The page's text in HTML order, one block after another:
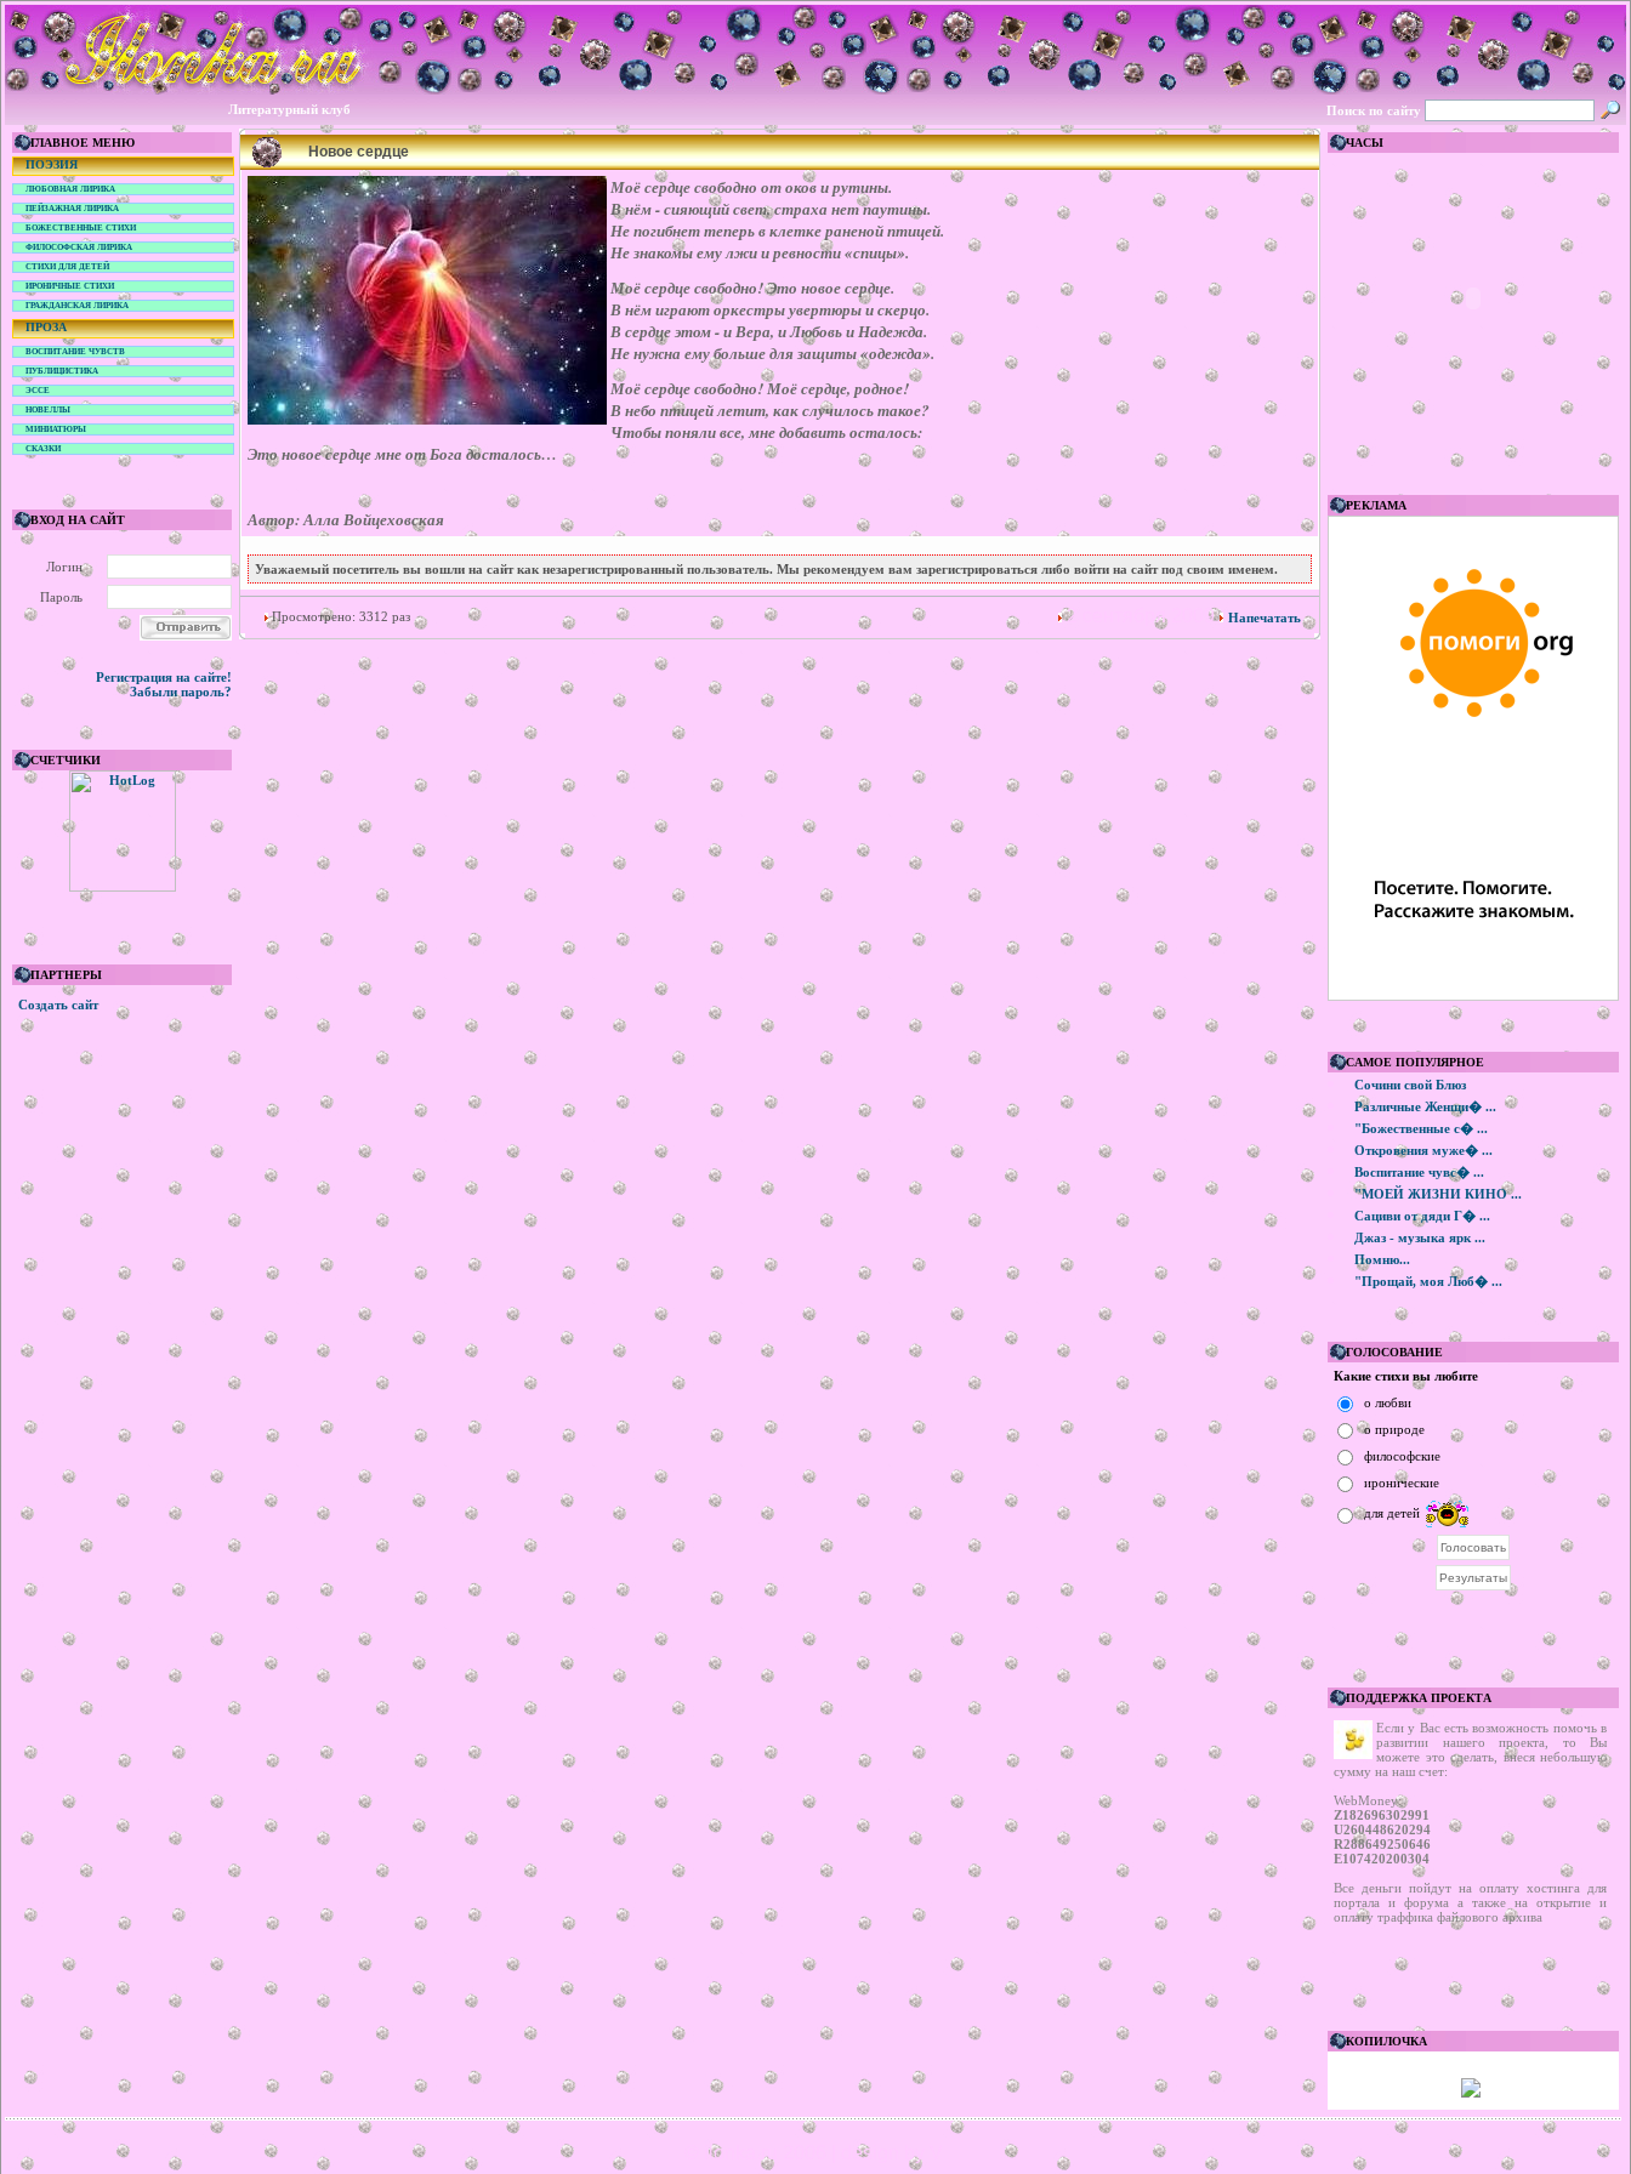
Литературный клуб Поиск по сайту
ГЛАВНОЕ МЕНЮ
ПОЭЗИЯ
ЛЮБОВНАЯ ЛИРИКА
ПЕЙЗАЖНАЯ ЛИРИКА
БОЖЕСТВЕННЫЕ СТИХИ
ФИЛОСОФСКАЯ ЛИРИКА
СТИХИ ДЛЯ ДЕТЕЙ
ИРОНИЧНЫЕ СТИХИ
ГРАЖДАНСКАЯ ЛИРИКА
ПРОЗА
ВОСПИТАНИЕ ЧУВСТВ
ПУБЛИЦИСТИКА
ЭССЕ
НОВЕЛЛЫ
МИНИАТЮРЫ
СКАЗКИ
ВХОД НА САЙТ
Логин
Пароль
Регистрация на сайте!
Забыли пароль?
СЧЕТЧИКИ
ПАРТНЕРЫ
Создать сайт
Новое сердце
Моё сердце свободно от оков и рутины.
В нём - сияющий свет, страха нет паутины.
Не погибнет теперь в клетке раненой птицей.
Не знакомы ему лжи и ревности «спицы».
Моё сердце свободно! Это новое сердце.
В нём играют оркестры увертюры и скерцо.
В сердце этом - и Вера, и Любовь и Надежда.
Не нужна ему больше для защиты «одежда».
Моё сердце свободно! Моё сердце, родное!
В небо птицей летит, как случилось такое?
Чтобы поняли все, мне добавить осталось:
Это новое сердце мне от Бога досталось…
Автор: Алла Войцеховская
Уважаемый посетитель вы вошли на сайт как незарегистрированный пользователь. Мы рекомендуем вам зарегистрироваться либо войти на сайт под своим именем.
Просмотрено: 3312 раз 2 сентября 2009 Напечатать
ЧАСЫ
РЕКЛАМА
САМОЕ ПОПУЛЯРНОЕ
Сочини свой Блюз
Различные Женщи� ...
"Божественные с� ...
Откровения муже� ...
Воспитание чувс� ...
"МОЕЙ ЖИЗНИ КИНО ...
Сациви от дяди Г� ...
Джаз - музыка ярк ...
Помню...
"Прощай, моя Люб� ...
ГОЛОСОВАНИЕ
Какие стихи вы любите
о любви
о природе
философские
иронические
для детей
ПОДДЕРЖКА ПРОЕКТА
Если у Вас есть возможность помочь в
развитии нашего проекта, то Вы
можете это сделать, внеся небольшую
сумму на наш счет:
WebMoney:
Z182696302991
U260448620294
R288649250646
E107420200304
Все деньги пойдут на оплату хостинга для
портала и форума а также на открытие и
оплату траффика файлового архива
КОПИЛОЧКА
© ilonka.ru 2006 | design by V